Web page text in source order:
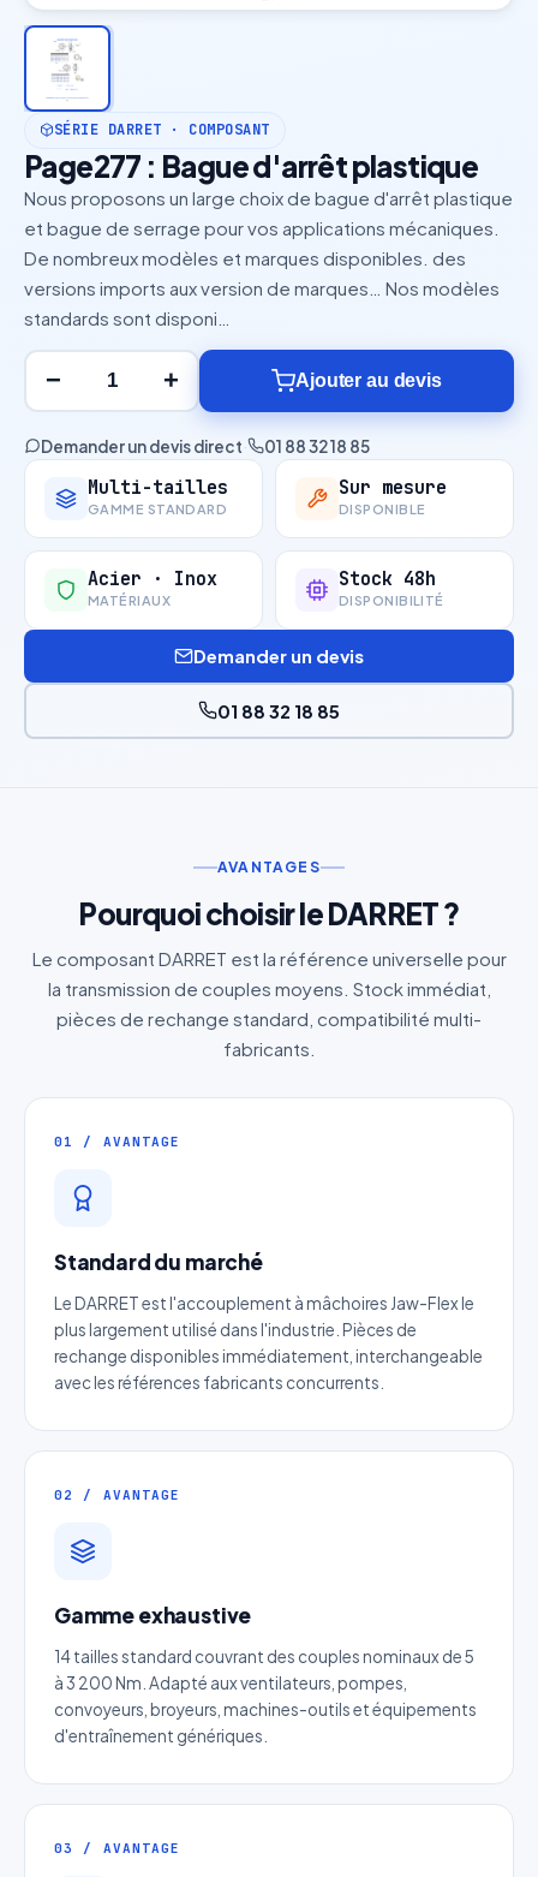
SÉRIE DARRET · COMPOSANT
Page277 : Bague d'arrêt plastique
Nous proposons un large choix de bague d'arrêt plastique
et bague de serrage pour vos applications mécaniques.
De nombreux modèles et marques disponibles. des
versions imports aux version de marques… Nos modèles
standards sont disponi…
− + Ajouter au devis
Demander un devis direct· 01 88 32 18 85
Multi-tailles
GAMME STANDARD
Sur mesure
DISPONIBLE
Acier · Inox
MATÉRIAUX
Stock 48h
DISPONIBILITÉ
Demander un devis
01 88 32 18 85
AVANTAGES
Pourquoi choisir le DARRET ?
Le composant DARRET est la référence universelle pour
la transmission de couples moyens. Stock immédiat,
pièces de rechange standard, compatibilité multi-
fabricants.
01 / AVANTAGE
Standard du marché
Le DARRET est l'accouplement à mâchoires Jaw-Flex le
plus largement utilisé dans l'industrie. Pièces de
rechange disponibles immédiatement, interchangeable
avec les références fabricants concurrents.
02 / AVANTAGE
Gamme exhaustive
14 tailles standard couvrant des couples nominaux de 5
à 3 200 Nm. Adapté aux ventilateurs, pompes,
convoyeurs, broyeurs, machines-outils et équipements
d'entraînement génériques.
03 / AVANTAGE
Devis Page277 : Bague d'arrêt
plastique
Réponse sous 24h — Sans engagement